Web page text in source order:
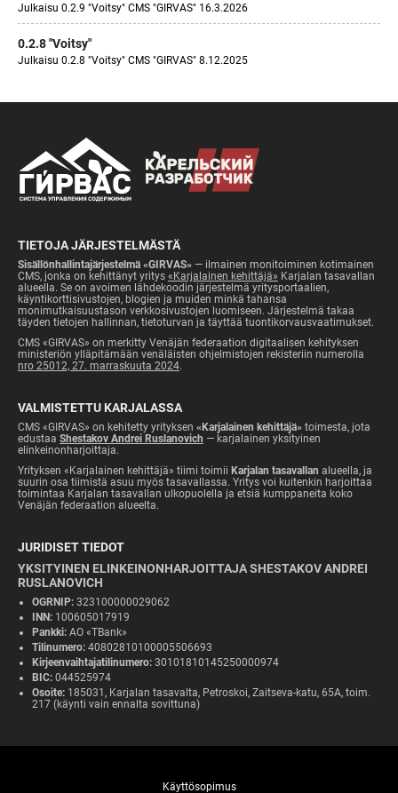
Julkaisu 0.2.9 "Voitsy" CMS "GIRVAS" 16.3.2026
0.2.8 "Voitsy"
Julkaisu 0.2.8 "Voitsy" CMS "GIRVAS" 8.12.2025
TIETOJA JÄRJESTELMÄSTÄ
Sisällönhallintajärjestelmä «GIRVAS» — ilmainen monitoiminen kotimainen
CMS, jonka on kehittänyt yritys «Karjalainen kehittäjä» Karjalan tasavallan
alueella. Se on avoimen lähdekoodin järjestelmä yritysportaalien,
käyntikorttisivustojen, blogien ja muiden minkä tahansa
monimutkaisuustason verkkosivustojen luomiseen. Järjestelmä takaa
täyden tietojen hallinnan, tietoturvan ja täyttää tuontikorvausvaatimukset.
CMS «GIRVAS» on merkitty Venäjän federaation digitaalisen kehityksen
ministeriön ylläpitämään venäläisten ohjelmistojen rekisteriin numerolla
nro 25012, 27. marraskuuta 2024.
VALMISTETTU KARJALASSA
CMS «GIRVAS» on kehitetty yrityksen «Karjalainen kehittäjä» toimesta, jota
edustaa Shestakov Andrei Ruslanovich — karjalainen yksityinen
elinkeinonharjoittaja.
Yrityksen «Karjalainen kehittäjä» tiimi toimii Karjalan tasavallan alueella, ja
suurin osa tiimistä asuu myös tasavallassa. Yritys voi kuitenkin harjoittaa
toimintaa Karjalan tasavallan ulkopuolella ja etsiä kumppaneita koko
Venäjän federaation alueelta.
JURIDISET TIEDOT
YKSITYINEN ELINKEINONHARJOITTAJA SHESTAKOV ANDREI
RUSLANOVICH
OGRNIP: 323100000029062
INN: 100605017919
Pankki: AO «TBank»
Tilinumero: 40802810100005506693
Kirjeenvaihtajatilinumero: 30101810145250000974
BIC: 044525974
Osoite: 185031, Karjalan tasavalta, Petroskoi, Zaitseva-katu, 65A, toim.
217 (käynti vain ennalta sovittuna)
Käyttösopimus